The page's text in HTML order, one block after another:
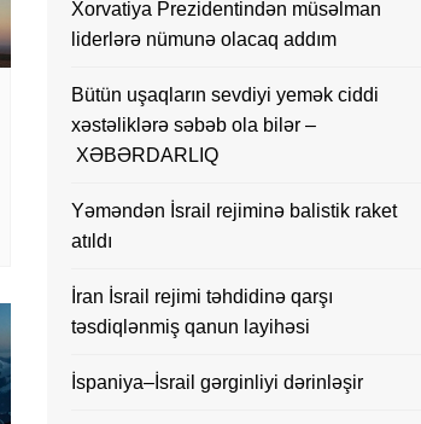
Xorvatiya Prezidentindən müsəlman
liderlərə nümunə olacaq addım
Bütün uşaqların sevdiyi yemək ciddi
xəstəliklərə səbəb ola bilər –
XƏBƏRDARLIQ
Yəməndən İsrail rejiminə balistik raket
atıldı
İran İsrail rejimi təhdidinə qarşı
təsdiqlənmiş qanun layihəsi
İspaniya–İsrail gərginliyi dərinləşir